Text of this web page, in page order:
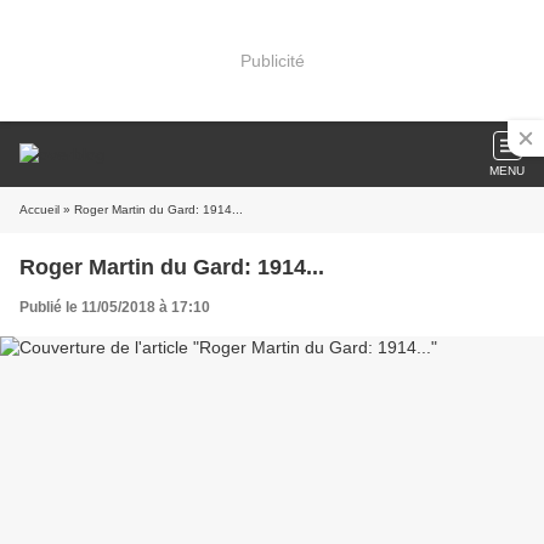
Publicité
MENU
Accueil » Roger Martin du Gard: 1914...
Roger Martin du Gard: 1914...
Publié le 11/05/2018 à 17:10